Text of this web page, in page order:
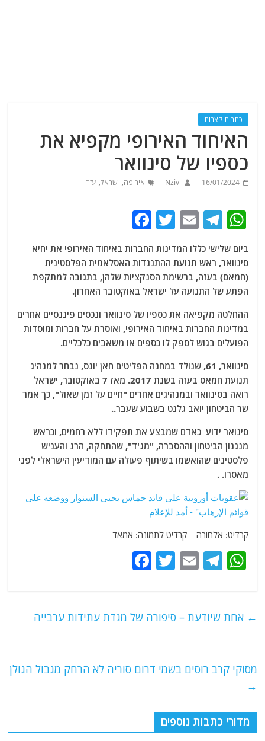
כתבות קצרות
האיחוד האירופי מקפיא את
כספיו של סינוואר
16/01/2024
Nziv אירופה, ישראל,עזה
W
h
at
s
A
p
p
T
el
e
g
ra
m
E
ai
l
T
itt
er
c
e
b
o
o
k
ביום שלישי כללו המדינות החברות באיחוד האירופי את יחיא
סינוואר, ראש תנועת ההתנגדות האסלאמית הפלסטינית
(חמאס) בעזה, ברשימת הסנקציות שלהן, בתגובה למתקפת
הפתע של התנועה על ישראל באוקטובר האחרון.
ההחלטה מקפיאה את כספיו של סינוואר ונכסים פיננסיים אחרים
במדינות החברות באיחוד האירופי, ואוסרת על חברות ומוסדות
הפועלים בגוש לספק לו כספים או משאבים כלכליים.
סינוואר, 61, שנולד במחנה הפליטים חאן יונס, נבחר למנהיג
תנועת חמאס בעזה בשנת 2017. מאז 7 באוקטובר, ישראל
רואה בסינוואר ובמנהיגים אחרים "חיים על זמן שאול", כך אמר
שר הביטחון יואב גלנט בשבוע שעבר..
סינואר ידוע כאדם שמבצע את תפקידו ללא רחמים, וכראש
מנגנון הביטחון וההסברה, "מג'ד", שהתחקה, הרג והעניש
פלסטינים שהואשמו בשיתוף פעולה עם המודיעין הישראלי לפני
מאסרו. .
קרדיט: אלחורה קרדיט לתמונה: אמאד
W
s
p
T
g
E
l
T
er
e
o
← אחת שיודעת – סיפורה של מגדת עתידות ערבייה
מסוקי קרב רוסים בשמי דרום סוריה לא הרחק מגבול הגולן
→
מדורי כתבות נוספים